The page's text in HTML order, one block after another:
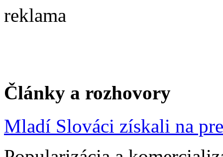
reklama
Články a rozhovory
Mladí Slováci získali na